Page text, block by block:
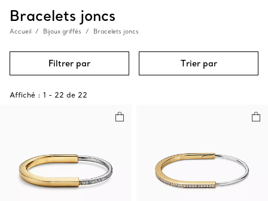
Bracelets joncs
Accueil Bijoux griffés Bracelets joncs
Filtrer par Trier par
Affiché : 1 - 22 de 22